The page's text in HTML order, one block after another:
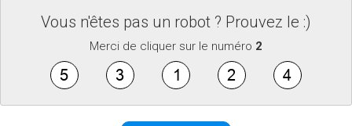
Vous n'êtes pas un robot ? Prouvez le :)
Merci de cliquer sur le numéro 2